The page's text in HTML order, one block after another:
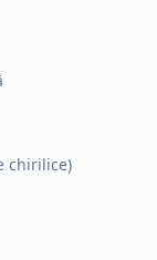
chirilice)